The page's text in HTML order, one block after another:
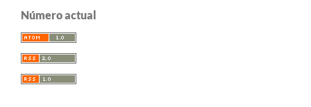
Número actual